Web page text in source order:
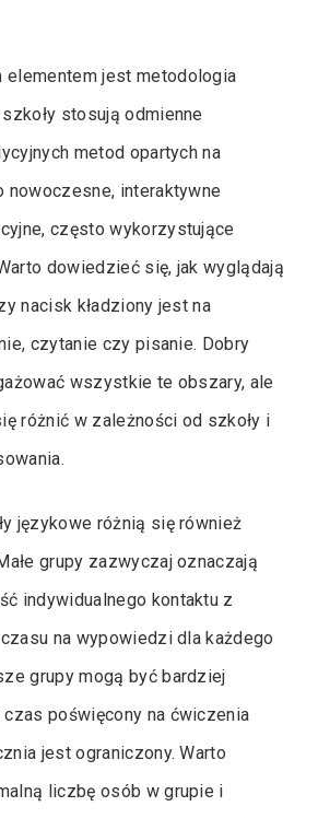
elementem jest metodologia
stosują odmienne
metod opartych na
nowoczesne, interaktywne
często wykorzystujące
dowiedzieć się, jak wyglądają
nacisk kładziony jest na
czytanie czy pisanie. Dobry
wszystkie te obszary, ale
różnić w zależności od szkoły i
językowe różnią się również
grupy zazwyczaj oznaczają
indywidualnego kontaktu z
na wypowiedzi dla każdego
grupy mogą być bardziej
poświęcony na ćwiczenia
jest ograniczony. Warto
liczbę osób w grupie i